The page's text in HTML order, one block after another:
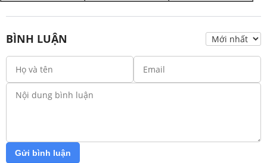
BÌNH LUẬN
Gửi bình luận